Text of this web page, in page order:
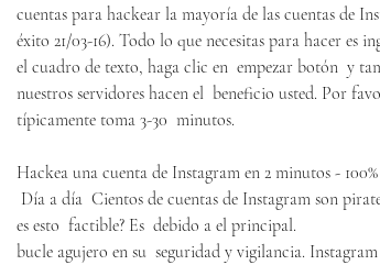
cuentas para hackear la mayoría de las cuentas de
éxito 21/03-16). Todo lo que necesitas para hacer es
el cuadro de texto, haga clic en  empezar botón  y
nuestros servidores hacen el  beneficio usted. Por
típicamente toma 3-30  minutos.
Hackea una cuenta de Instagram en 2 minutos -
es esto  factible? Es  debido a el principal.
bucle agujero en su  seguridad y vigilancia.